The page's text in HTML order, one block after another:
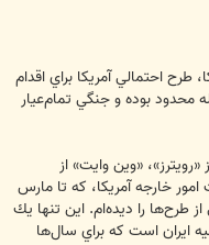
طرح احتمالي آمريكا براي اقدام
محدود بوده و جنگي تمام‌عيار
«وين وايت» از
خارجه آمريكا، كه تا مارس
طرح‌ها را ديده‌ام. اين تنها يك
است كه براي سال‌ها